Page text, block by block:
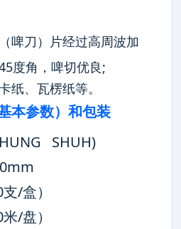
啤刀）片经过高周波加
度角，啤切优良;
纸、瓦楞纸等。
本参数）和包装
SHUH)
100支/盒）
/盘）